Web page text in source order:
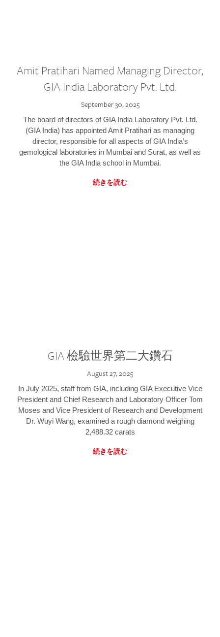
Amit Pratihari Named Managing Director,
GIA India Laboratory Pvt. Ltd.
September 30, 2025
The board of directors of GIA India Laboratory Pvt. Ltd.
(GIA India) has appointed Amit Pratihari as managing
director, responsible for all aspects of GIA India’s
gemological laboratories in Mumbai and Surat, as well as
the GIA India school in Mumbai.
続きを読む
GIA 檢驗世界第二大鑽石
August 27, 2025
In July 2025, staff from GIA, including GIA Executive Vice
President and Chief Research and Laboratory Officer Tom
Moses and Vice President of Research and Development
Dr. Wuyi Wang, examined a rough diamond weighing
2,488.32 carats
続きを読む